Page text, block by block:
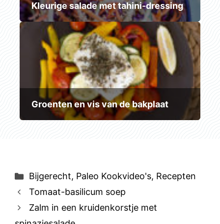
Kleurige salade met tahini-dressing
Groenten en vis van de bakplaat
Categorieën
Bijgerecht, Paleo Kookvideo's, Recepten
Tomaat-basilicum soep
Zalm in een kruidenkorstje met